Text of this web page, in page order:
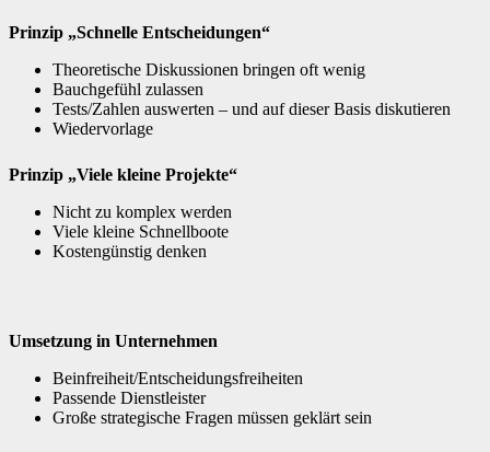
Prinzip „Schnelle Entscheidungen“
Theoretische Diskussionen bringen oft wenig
Bauchgefühl zulassen
Tests/Zahlen auswerten – und auf dieser Basis diskutieren
Wiedervorlage
Prinzip „Viele kleine Projekte“
Nicht zu komplex werden
Viele kleine Schnellboote
Kostengünstig denken
Umsetzung in Unternehmen
Beinfreiheit/Entscheidungsfreiheiten
Passende Dienstleister
Große strategische Fragen müssen geklärt sein